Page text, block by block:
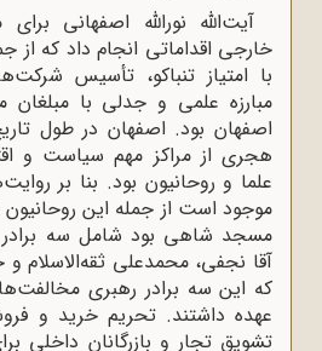
آیت‌الله نورالله اصفهانی برای
خارجی اقداماتی انجام داد که از‌
با امتیاز تنباکو، تأسیس
مبارزه علمی و جدلی با مبلغان
هجری از مراکز مهم سیاست و
علما و روحانیون بود. بنا بر
موجود است از جمله این روحانیون
مسجد شاهی بود شامل سه
آقا نجفی، محمدعلی ثقه‌الاسلام و
که این سه برادر رهبری مخالفت‌ها
عهده داشتند. تحریم خرید و
تشویق تجار و بازرگانان